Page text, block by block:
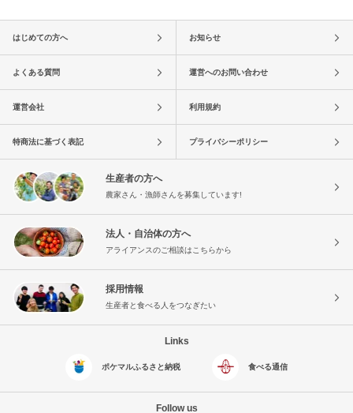
はじめての方へ お知らせ
よくある質問 運営へのお問い合わせ
運営会社 利用規約
特商法に基づく表記 プライバシーポリシー
生産者の方へ
農家さん・漁師さんを募集しています!
法人・自治体の方へ
アライアンスのご相談はこちらから
採用情報
生産者と食べる人をつなぎたい
Links
ポケマルふるさと納税 食べる通信
Follow us